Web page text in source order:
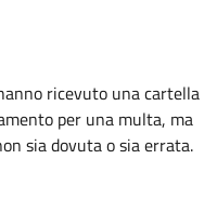
ricevuto una cartella
per una multa, ma
sia dovuta o sia errata.